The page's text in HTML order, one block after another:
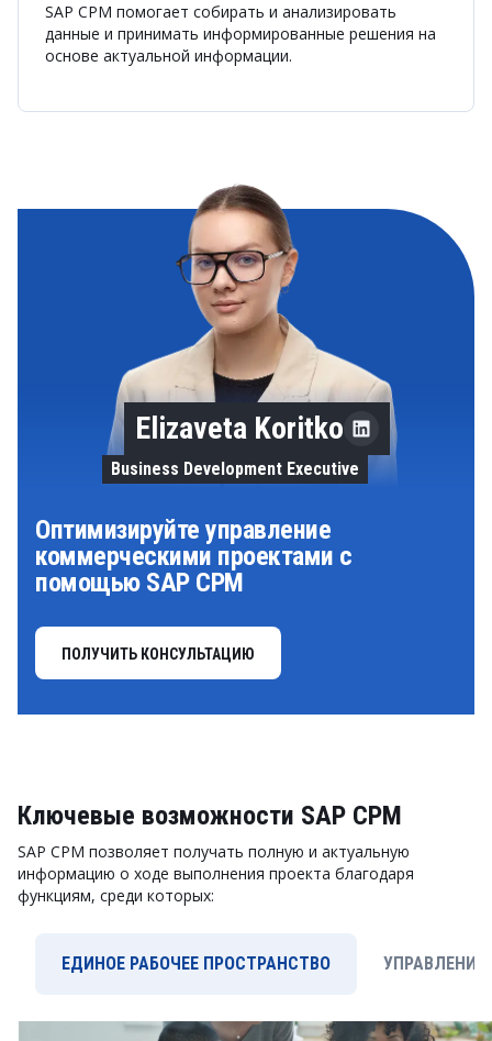
SAP CPM помогает собирать и анализировать
данные и принимать информированные решения на
основе актуальной информации.
Оптимизируйте управление
коммерческими проектами с
помощью SAP CPM
ПОЛУЧИТЬ КОНСУЛЬТАЦИЮ
Elizaveta Koritko
Business Development Executive
Ключевые возможности SAP CPM
SAP CPM позволяет получать полную и актуальную
информацию о ходе выполнения проекта благодаря
функциям, среди которых:
ЕДИНОЕ РАБОЧЕЕ ПРОСТРАНСТВО